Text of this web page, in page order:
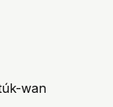
wan